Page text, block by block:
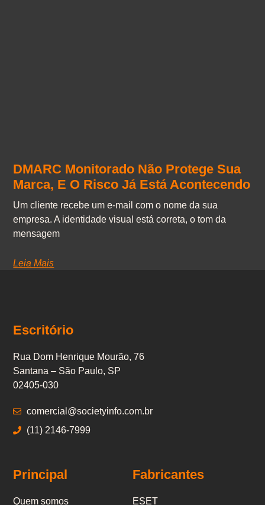
DMARC Monitorado Não Protege Sua
Marca, E O Risco Já Está Acontecendo
Um cliente recebe um e-mail com o nome da sua
empresa. A identidade visual está correta, o tom da
mensagem
Leia Mais
Fabricantes
ESET
Principal
Quem somos
Escritório
Rua Dom Henrique Mourão, 76
Santana – São Paulo, SP
02405-030
comercial@societyinfo.com.br
(11) 2146-7999